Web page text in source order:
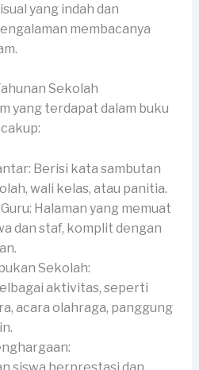
yang indah dan
membacanya
Sekolah
yang terdapat dalam buku
Berisi kata sambutan
wali kelas, atau panitia.
Halaman yang memuat
dan staf, komplit dengan
Sekolah:
aktivitas, seperti
acara olahraga, panggung